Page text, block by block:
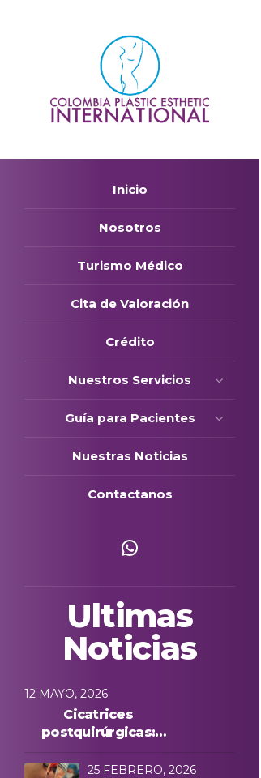
Ultimas
Noticias
12 MAYO, 2026
Cicatrices
postquirúrgicas:
protocolos láser
25 FEBRERO, 2026
Inicio
Nosotros
Turismo Médico
Cita de Valoración
Crédito
Nuestros Servicios
Guía para Pacientes
Nuestras Noticias
Contactanos